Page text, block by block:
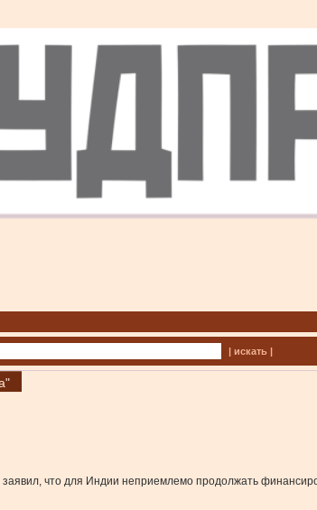
| искать |
что для Индии неприемлемо продолжать